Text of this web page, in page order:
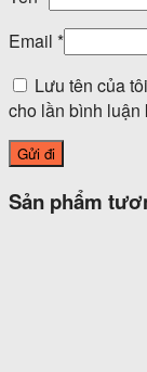
Email *
Lưu tên của
cho lần bình luận
Sản phẩm